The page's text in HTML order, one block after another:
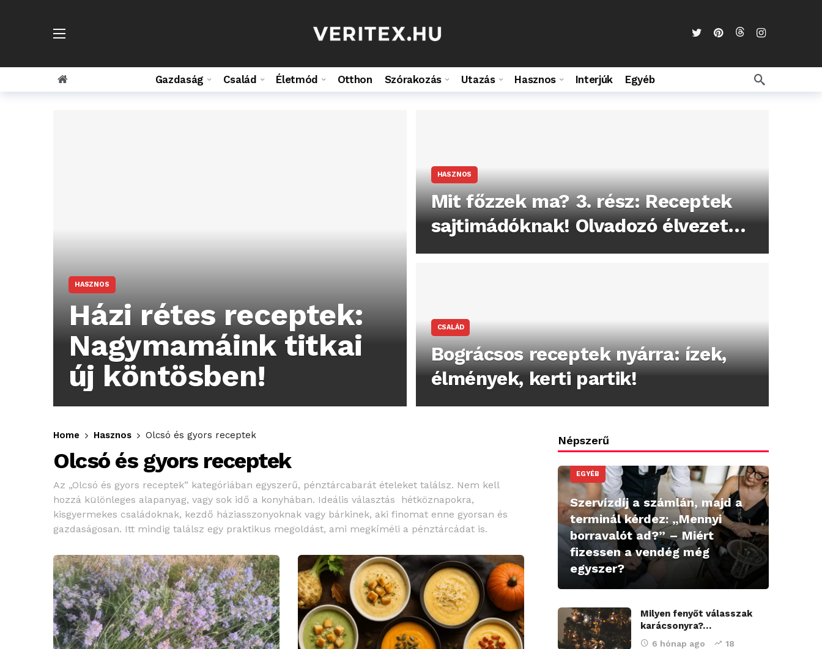
Gazdaság Család Életmód Otthon Szórakozás Utazás Hasznos Interjúk Egyéb
HASZNOS
Házi rétes receptek:
Nagymamáink titkai
új köntösben!
HASZNOS
Mit főzzek ma? 3. rész: Receptek
sajtimádóknak! Olvadozó élvezetek
minden napra!
CSALÁD
Bográcsos receptek nyárra: ízek,
élmények, kerti partik!
Home Hasznos Olcsó és gyors receptek
Olcsó és gyors receptek
Az „Olcsó és gyors receptek” kategóriában egyszerű, pénztárcabarát ételeket találsz. Nem kell
hozzá különleges alapanyag, vagy sok idő a konyhában. Ideális választás hétköznapokra,
kisgyermekes családoknak, kezdő háziasszonyoknak vagy bárkinek, aki finomat enne gyorsan és
gazdaságosan. Itt mindig találsz egy praktikus megoldást, ami megkíméli a pénztárcádat is.
Népszerű
EGYÉB
Szervízdíj a számlán, majd a
terminál kérdez: „Mennyi
borravalót ad?” – Miért
fizessen a vendég még
egyszer?
Milyen fenyőt válasszak
karácsonyra?…
6 hónap ago 18